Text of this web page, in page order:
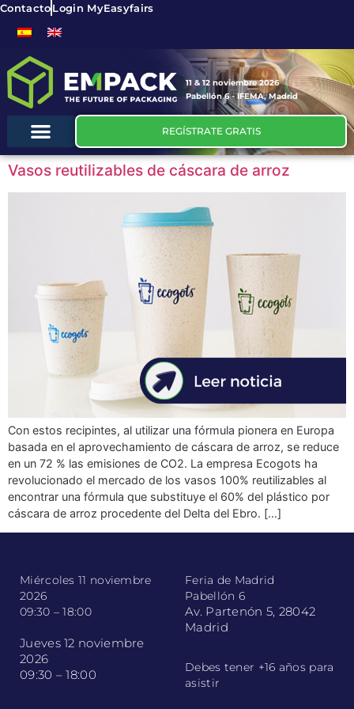
ContactoLogin MyEasyfairs
11 & 12 noviembre 2026
Pabellón 6 - IFEMA, Madrid
REGÍSTRATE GRATIS
Vasos reutilizables de cáscara de arroz
Con estos recipintes, al utilizar una fórmula pionera en Europa
basada en el aprovechamiento de cáscara de arroz, se reduce
en un 72 % las emisiones de CO2. La empresa Ecogots ha
revolucionado el mercado de los vasos 100% reutilizables al
encontrar una fórmula que substituye el 60% del plástico por
cáscara de arroz procedente del Delta del Ebro. […]
Miércoles 11 noviembre
2026
09:30 – 18:00
Jueves 12 noviembre
2026
09:30 – 18:00
Feria de Madrid
Pabellón 6
Av. Partenón 5, 28042
Madrid
Debes tener +16 años para
asistir